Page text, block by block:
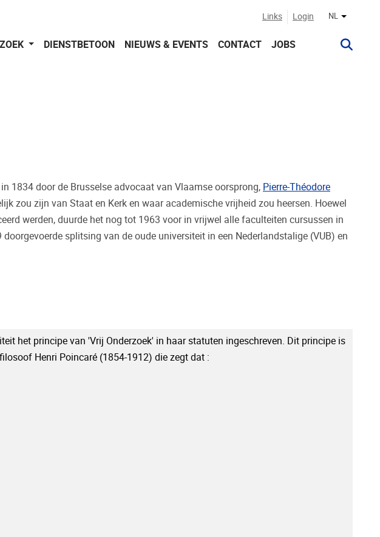
Links Login NL Andere
DIENSTBETOON NIEUWS & EVENTS CONTACT JOBS
1834 door de Brusselse advocaat van Vlaamse oorsprong, Pierre-Théodore
zou zijn van Staat en Kerk en waar academische vrijheid zou heersen. Hoewel
werden, duurde het nog tot 1963 voor in vrijwel alle faculteiten cursussen in
splitsing van de oude universiteit in een Nederlandstalige (VUB) en
het principe van 'Vrij Onderzoek' in haar statuten ingeschreven. Dit principe is
Henri Poincaré (1854-1912) die zegt dat :